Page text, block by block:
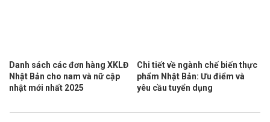
Danh sách các đơn hàng XKLĐ
Nhật Bản cho nam và nữ cập
nhật mới nhất 2025
Chi tiết về ngành chế biến thực
phẩm Nhật Bản: Ưu điểm và
yêu cầu tuyển dụng